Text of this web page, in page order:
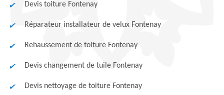
Devis toiture Fontenay
Réparateur installateur de velux Fontenay
Rehaussement de toiture Fontenay
Devis changement de tuile Fontenay
Devis nettoyage de toiture Fontenay